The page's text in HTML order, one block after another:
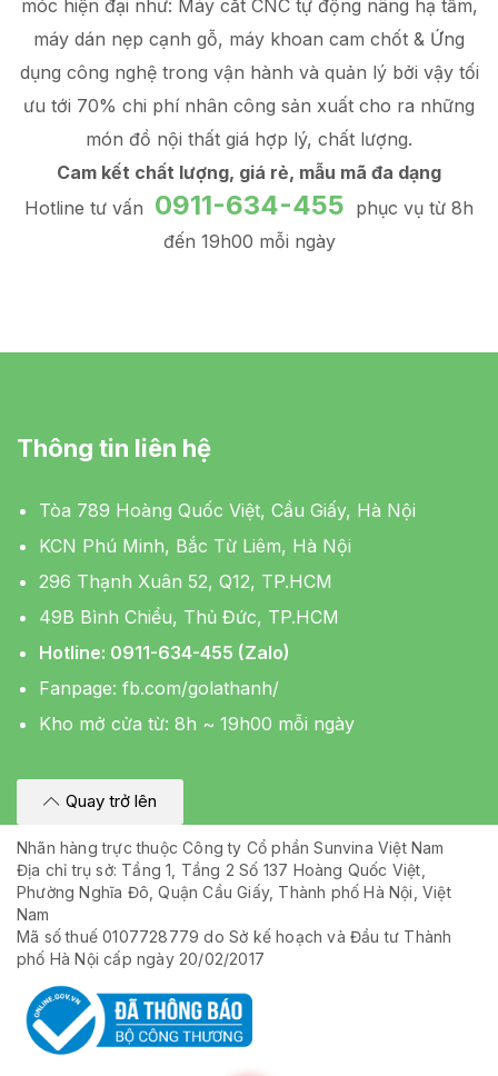
móc hiện đại như: Máy cắt CNC tự động nâng hạ tấm,
máy dán nẹp cạnh gỗ, máy khoan cam chốt & Ứng
dụng công nghệ trong vận hành và quản lý bởi vậy tối
ưu tới 70% chi phí nhân công sản xuất cho ra những
món đồ nội thất giá hợp lý, chất lượng.
Cam kết chất lượng, giá rẻ, mẫu mã đa dạng
Hotline tư vấn 0911-634-455 phục vụ từ 8h
đến 19h00 mỗi ngày
Thông tin liên hệ
Tòa 789 Hoàng Quốc Việt, Cầu Giấy, Hà Nội
KCN Phú Minh, Bắc Từ Liêm, Hà Nội
296 Thạnh Xuân 52, Q12, TP.HCM
49B Bình Chiểu, Thủ Đức, TP.HCM
Hotline: 0911-634-455 (Zalo)
Fanpage: fb.com/golathanh/
Kho mở cửa từ: 8h ~ 19h00 mỗi ngày
Quay trở lên
Nhãn hàng trực thuộc Công ty Cổ phần Sunvina Việt Nam
Địa chỉ trụ sở: Tầng 1, Tầng 2 Số 137 Hoàng Quốc Việt,
Phường Nghĩa Đô, Quận Cầu Giấy, Thành phố Hà Nội, Việt
Nam
Mã số thuế 0107728779 do Sở kế hoạch và Đầu tư Thành
phố Hà Nội cấp ngày 20/02/2017